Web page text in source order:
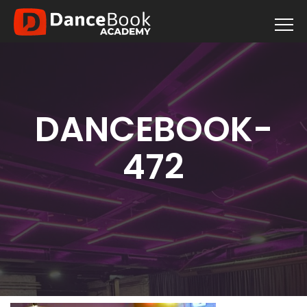
DANCEBOOK-
472